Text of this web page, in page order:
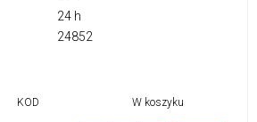
24 h
24852
KOD W koszyku